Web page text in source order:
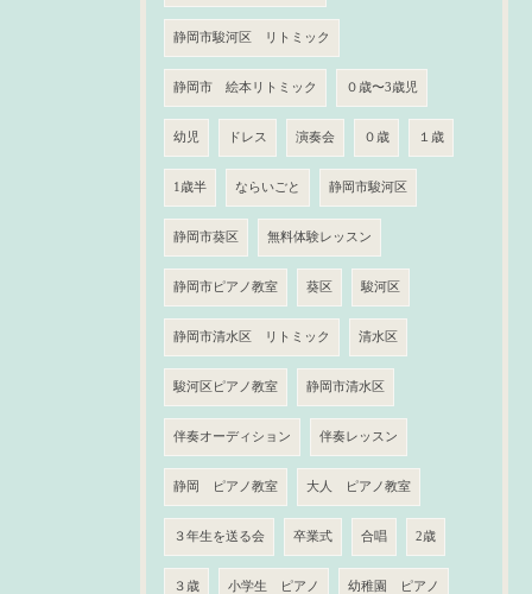
静岡市駿河区 リトミック
静岡市 絵本リトミック ０歳〜3歳児
幼児 ドレス 演奏会 ０歳 １歳
1歳半 ならいごと 静岡市駿河区
静岡市葵区 無料体験レッスン
静岡市ピアノ教室 葵区 駿河区
静岡市清水区 リトミック 清水区
駿河区ピアノ教室 静岡市清水区
伴奏オーディション 伴奏レッスン
静岡 ピアノ教室 大人 ピアノ教室
３年生を送る会 卒業式 合唱 2歳
３歳 小学生 ピアノ 幼稚園 ピアノ